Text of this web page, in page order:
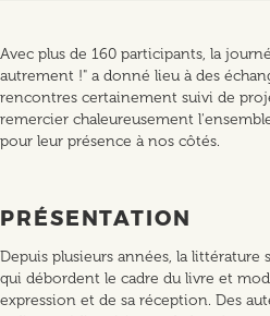
Avec plus de 160 participants, la
autrement !" a donné lieu à des
rencontres certainement suivi de
remercier chaleureusement
pour leur présence à nos côtés.
PRÉSENTATION
Depuis plusieurs années, la littérature
qui débordent le cadre du livre et
expression et de sa réception. Des